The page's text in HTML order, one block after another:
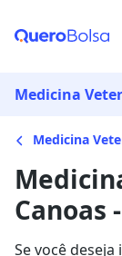
Medicina
Medicina
Canoas
Se você